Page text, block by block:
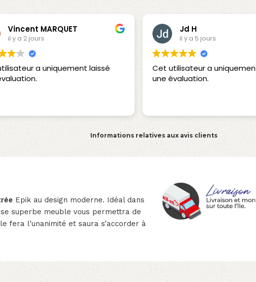
Vincent MARQUET
il y a 2 jours
a uniquement laissé
Jd H
il y a 5 jours
Cet utilisateur a
une évaluation.
Informations relatives aux avis clients
Epik au design moderne. Idéal dans
superbe meuble vous permettra de
fera l’unanimité et saura s’accorder à